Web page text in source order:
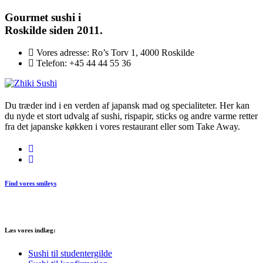
Gourmet sushi i
Roskilde siden 2011.
Vores adresse: Ro’s Torv 1, 4000 Roskilde
Telefon: +45 44 44 55 36
Du træder ind i en verden af japansk mad og specialiteter. Her kan
du nyde et stort udvalg af sushi, rispapir, sticks og andre varme retter
fra det japanske køkken i vores restaurant eller som Take Away.
Find vores smileys
Læs vores indlæg:
Sushi til studentergilde